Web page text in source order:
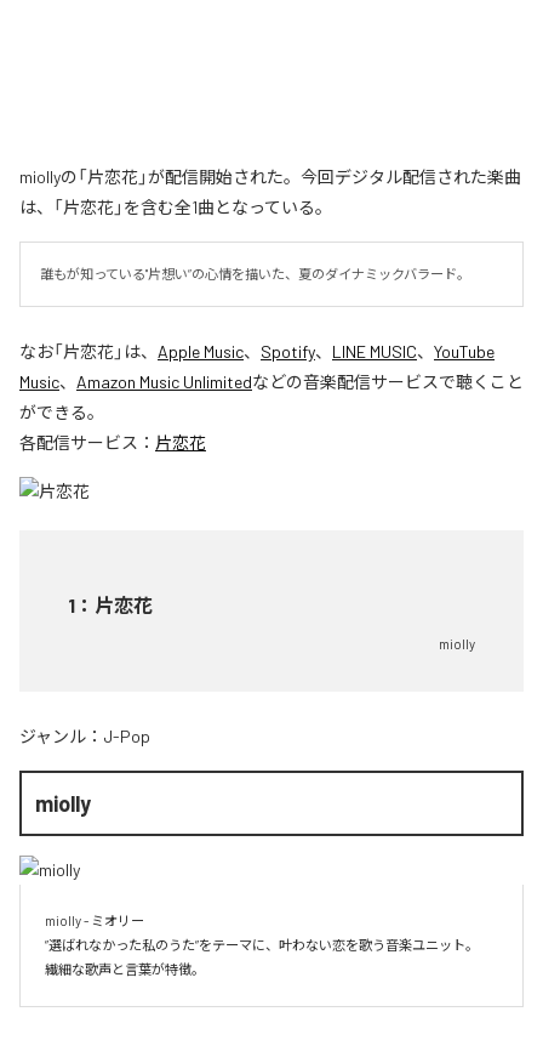
miollyの「片恋花」が配信開始された。今回デジタル配信された楽曲
は、「片恋花」を含む全1曲となっている。
誰もが知っている"片想い”の心情を描いた、夏のダイナミックバラード。
なお「片恋花」は、 Apple Music、 Spotify、 LINE MUSIC、 YouTube
Music、 Amazon Music Unlimitedなどの音楽配信サービスで聴くこと
ができる。
各配信サービス： 片恋花
1 ： 片恋花
miolly
ジャンル： J-Pop
miolly
miolly - ミオリー
”選ばれなかった私のうた”をテーマに、叶わない恋を歌う音楽ユニット。